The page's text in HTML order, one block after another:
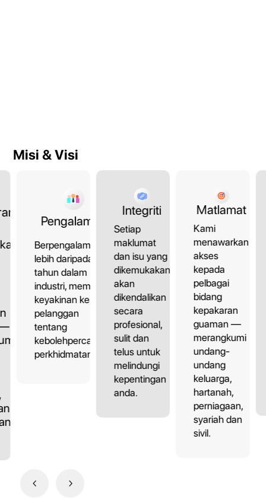
Misi & Visi
—
Pengalaman
Berpengalaman
lebih daripada 10
tahun dalam
industri, memberi
keyakinan kepada
pelanggan
tentang
kebolehpercayaan
perkhidmatan.
Integriti
Setiap
maklumat
dan isu yang
dikemukakan
akan
dikendalikan
secara
profesional,
sulit dan
telus untuk
melindungi
kepentingan
anda.
Matlamat
Kami
menawarkan
akses
kepada
pelbagai
bidang
kepakaran
guaman —
merangkumi
undang-
undang
keluarga,
hartanah,
perniagaan,
syariah dan
sivil.
4 5